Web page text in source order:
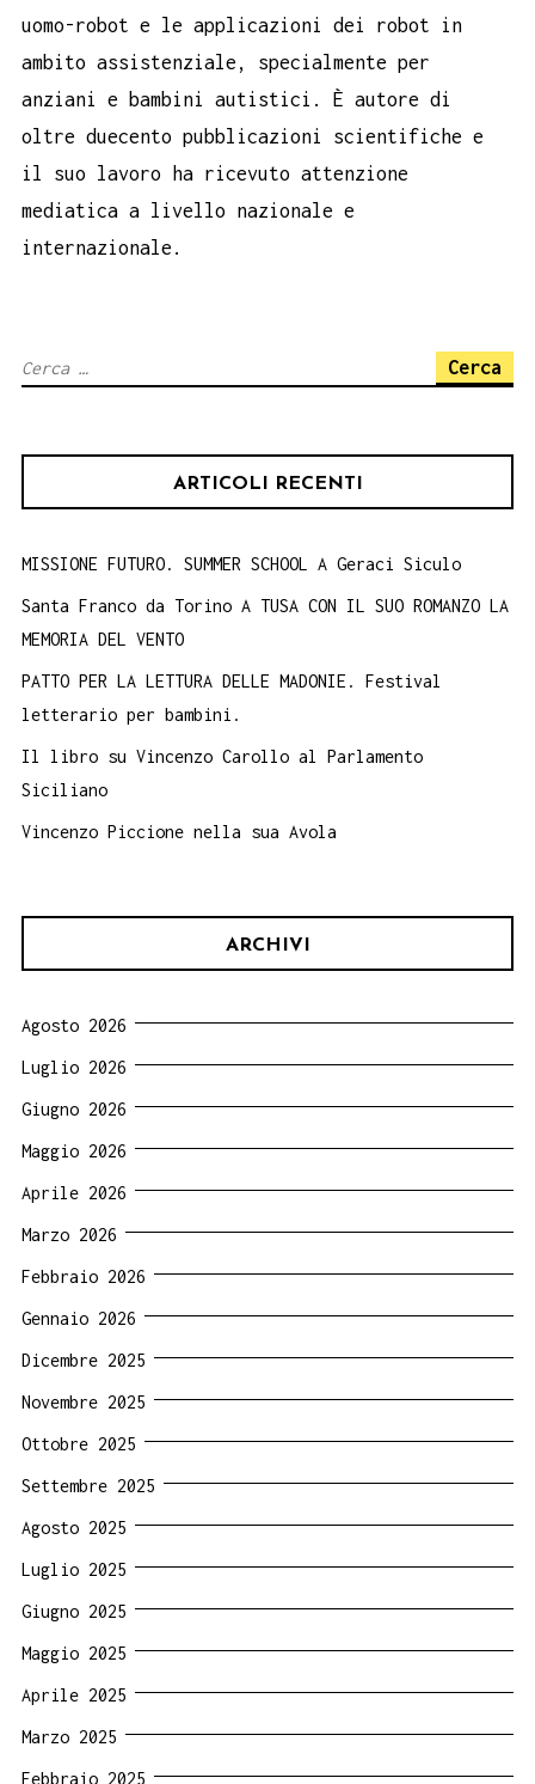
uomo-robot e le applicazioni dei robot in
ambito assistenziale, specialmente per
anziani e bambini autistici. È autore di
oltre duecento pubblicazioni scientifiche e
il suo lavoro ha ricevuto attenzione
mediatica a livello nazionale e
internazionale.
Ricerca
ARTICOLI RECENTI
MISSIONE FUTURO. SUMMER SCHOOL A Geraci Siculo
Santa Franco da Torino A TUSA CON IL SUO ROMANZO LA
MEMORIA DEL VENTO
PATTO PER LA LETTURA DELLE MADONIE. Festival
letterario per bambini.
Il libro su Vincenzo Carollo al Parlamento
Siciliano
Vincenzo Piccione nella sua Avola
ARCHIVI
Agosto 2026
Luglio 2026
Giugno 2026
Maggio 2026
Aprile 2026
Marzo 2026
Febbraio 2026
Gennaio 2026
Dicembre 2025
Novembre 2025
Ottobre 2025
Settembre 2025
Agosto 2025
Luglio 2025
Giugno 2025
Maggio 2025
Aprile 2025
Marzo 2025
Febbraio 2025